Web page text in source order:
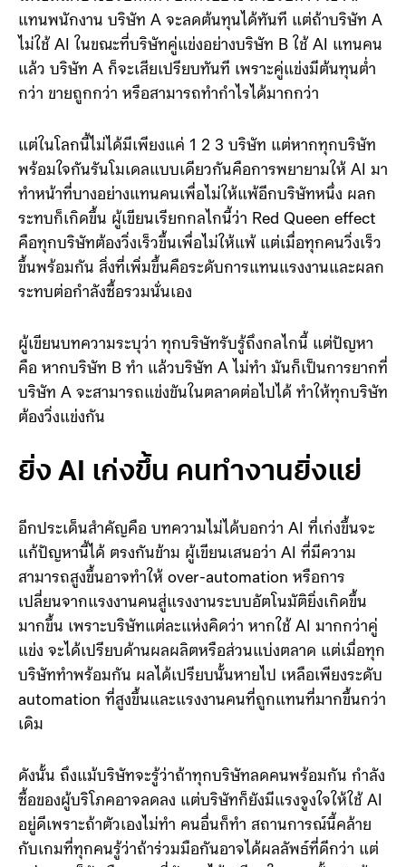
ทำเพื่อลดต้นทุนที่บริษัทต้องแบก แต่ปัญหาที่เกิดขึ้นคือ
ไม่ใช่มีแค่บางบริษัทที่ทำ ยกตัวอย่าง ถ้าบริษัท A ใช้ AI
แทนพนักงาน บริษัท A จะลดต้นทุนได้ทันที แต่ถ้าบริษัท A
ไม่ใช้ AI ในขณะที่บริษัทคู่แข่งอย่างบริษัท B ใช้ AI แทนคน
แล้ว บริษัท A ก็จะเสียเปรียบทันที เพราะคู่แข่งมีต้นทุนต่ำ
แต่ในโลกนี้ไม่ได้มีเพียงแค่ 1 2 3 บริษัท แต่หากทุกบริษัท
พร้อมใจกันรันโมเดลแบบเดียวกันคือการพยายามให้ AI มา
ทำหน้าที่บางอย่างแทนคนเพื่อไม่ให้แพ้อีกบริษัทหนึ่ง ผลก
ระทบก็เกิดขึ้น ผู้เขียนเรียกกลไกนี้ว่า Red Queen effect
คือทุกบริษัทต้องวิ่งเร็วขึ้นเพื่อไม่ให้แพ้ แต่เมื่อทุกคนวิ่งเร็ว
ขึ้นพร้อมกัน สิ่งที่เพิ่มขึ้นคือระดับการแทนแรงงานและผลก
ผู้เขียนบทความระบุว่า ทุกบริษัทรับรู้ถึงกลไกนี้ แต่ปัญหา
คือ หากบริษัท B ทำ แล้วบริษัท A ไม่ทำ มันก็เป็นการยากที่
บริษัท A จะสามารถแข่งขันในตลาดต่อไปได้ ทำให้ทุกบริษัท
อีกประเด็นสำคัญคือ บทความไม่ได้บอกว่า AI ที่เก่งขึ้นจะ
แก้ปัญหานี้ได้ ตรงกันข้าม ผู้เขียนเสนอว่า AI ที่มีความ
สามารถสูงขึ้นอาจทำให้ over-automation หรือการ
เปลี่ยนจากแรงงานคนสู่แรงงานระบบอัตโนมัติยิ่งเกิดขึ้น
มากขึ้น เพราะบริษัทแต่ละแห่งคิดว่า หากใช้ AI มากกว่าคู่
แข่ง จะได้เปรียบด้านผลผลิตหรือส่วนแบ่งตลาด แต่เมื่อทุก
บริษัททำพร้อมกัน ผลได้เปรียบนั้นหายไป เหลือเพียงระดับ
automation ที่สูงขึ้นและแรงงานคนที่ถูกแทนที่มากขึ้นกว่า
ดังนั้น ถึงแม้บริษัทจะรู้ว่าถ้าทุกบริษัทลดคนพร้อมกัน กำลัง
ซื้อของผู้บริโภคอาจลดลง แต่บริษัทก็ยังมีแรงจูงใจให้ใช้ AI
อยู่ดีเพราะถ้าตัวเองไม่ทำ คนอื่นก็ทำ สถานการณ์นี้คล้าย